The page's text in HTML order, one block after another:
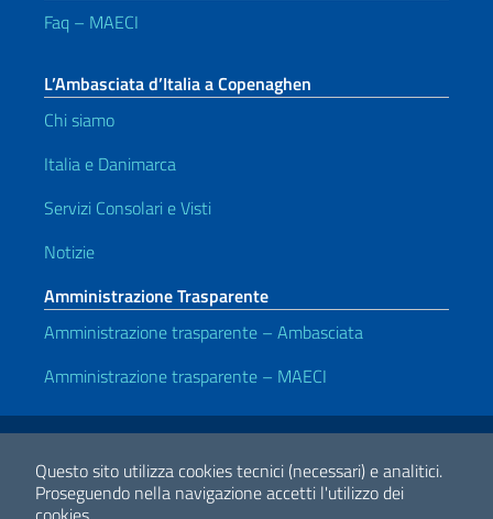
Questo sito utilizza cookies tecnici (necessari) e analitici.
Proseguendo nella navigazione accetti l'utilizzo dei
Faq – MAECI
L’Ambasciata d’Italia a Copenaghen
Chi siamo
Italia e Danimarca
Servizi Consolari e Visti
Notizie
Amministrazione Trasparente
Amministrazione trasparente – Ambasciata
Amministrazione trasparente – MAECI
Link Utili